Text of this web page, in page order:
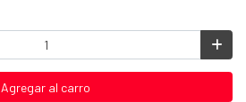
Agregar al carro